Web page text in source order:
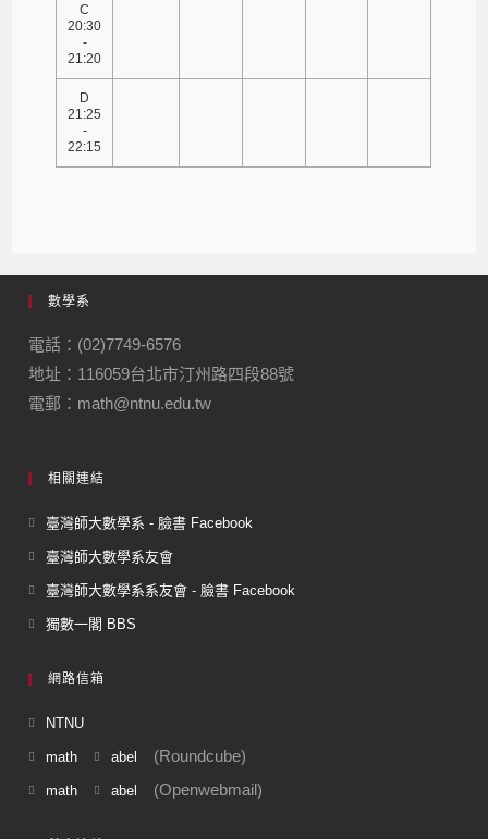
C
20:30
-
21:20
D
21:25
-
22:15
數學系
電話：(02)7749-6576
地址：116059台北市汀州路四段88號
電郵：math@ntnu.edu.tw
相關連結
臺灣師大數學系 - 臉書 Facebook
臺灣師大數學系友會
臺灣師大數學系系友會 - 臉書 Facebook
獨數一閣 BBS
網路信箱
NTNU
math abel (Roundcube)
math abel (Openwebmail)